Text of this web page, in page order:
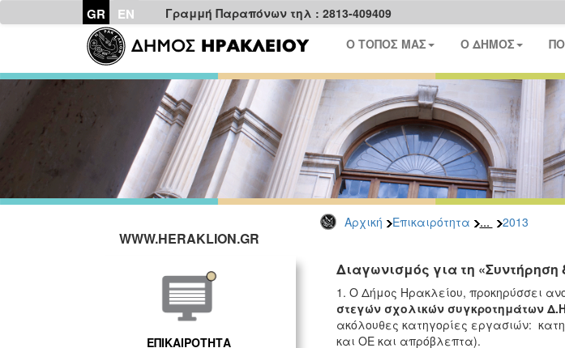
GR EN Γραμμή Παραπόνων τηλ : 2813-409409
Ο ΤΟΠΟΣ ΜΑΣ Ο ΔΗΜΟΣ
Αρχική Επικαιρότητα ... 2013
WWW.HERAKLION.GR
ΕΠΙΚΑΙΡΟΤΗΤΑ
Διαγωνισμός για τη
1. Ο Δήμος Ηρακλείου, προκηρύσσει
στεγών σχολικών συγκροτημάτων
ακόλουθες κατηγορίες εργασιών:
και ΟΕ και απρόβλεπτα).